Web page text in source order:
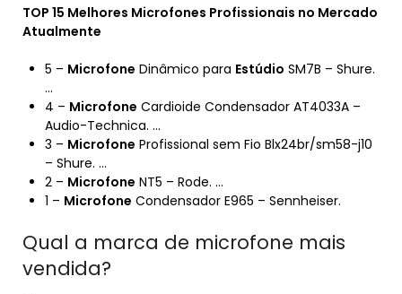
TOP 15 Melhores Microfones Profissionais no Mercado
Atualmente
5 – Microfone Dinâmico para Estúdio SM7B – Shure.
…
4 – Microfone Cardioide Condensador AT4033A –
Audio-Technica. …
3 – Microfone Profissional sem Fio Blx24br/sm58-j10
– Shure. …
2 – Microfone NT5 – Rode. …
1 – Microfone Condensador E965 – Sennheiser.
Qual a marca de microfone mais
vendida?